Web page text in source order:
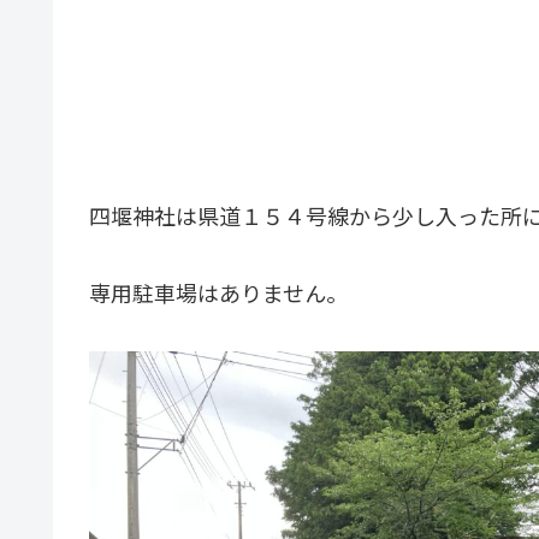
四堰神社は県道１５４号線から少し入った所
専用駐車場はありません。